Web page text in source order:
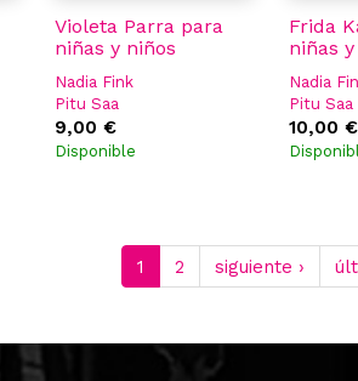
Violeta Parra para
niñas y niños
Nadia Fink
Pitu Saa
9,00 €
Disponible
Frida
niñas
Nadia
Pitu Saa
10,00 €
1 2 siguiente ›